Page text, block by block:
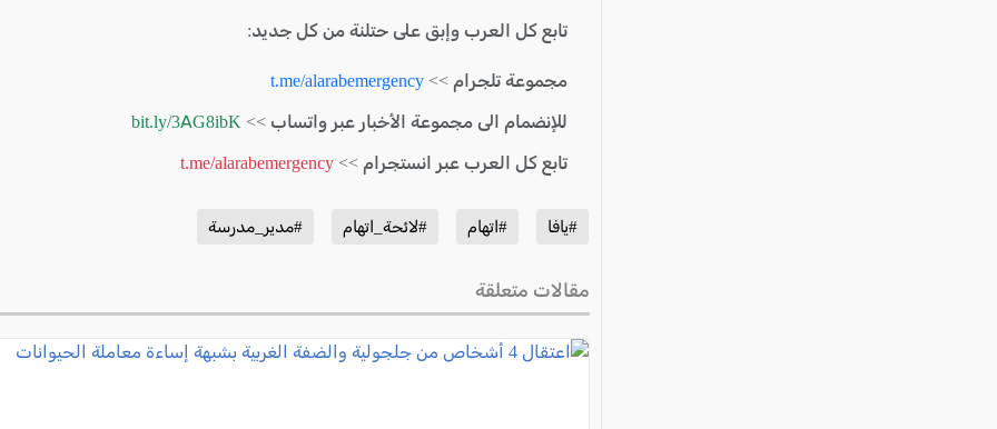
تابع كل العرب وإبق على حتلنة من كل جديد:
مجموعة تلجرام >> t.me/alarabemergency
للإنضمام الى مجموعة الأخبار عبر واتساب >> bit.ly/3AG8ibK
تابع كل العرب عبر انستجرام >> t.me/alarabemergency
#يافا #اتهام #لائحة_اتهام #مدير_مدرسة
مقالات متعلقة